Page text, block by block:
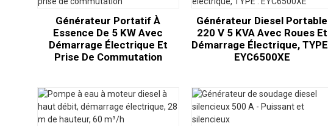
Générateur Portatif À
Essence De 5 KW Avec
Démarrage Électrique Et
Prise De Commutation
Générateur Diesel Portable
220 V 5 KVA Avec Roues Et
Démarrage Électrique,
EYC6500XE